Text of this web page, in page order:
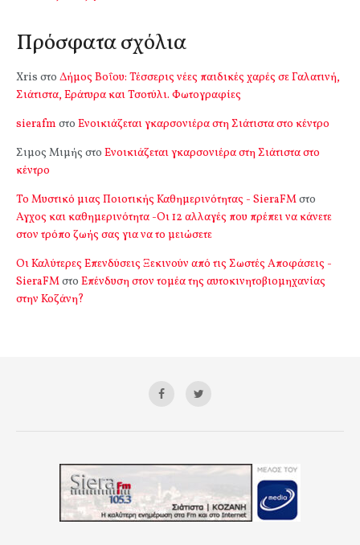
Πρόσφατα σχόλια
Xris στο Δήμος Βοΐου: Τέσσερις νέες παιδικές χαρές σε Γαλατινή,
Σιάτιστα, Εράτυρα και Τσοτύλι. Φωτογραφίες
sierafm στο Ενοικιάζεται γκαρσονιέρα στη Σιάτιστα στο κέντρο
Σιμος Μιμής στο Ενοικιάζεται γκαρσονιέρα στη Σιάτιστα στο
κέντρο
Το Μυστικό μιας Ποιοτικής Καθημερινότητας - SieraFMστο
Αγχος και καθημερινότητα -Οι 12 αλλαγές που πρέπει να κάνετε
στον τρόπο ζωής σας για να το μειώσετε
Οι Καλύτερες Επενδύσεις Ξεκινούν από τις Σωστές Αποφάσεις -
SieraFMστο Επένδυση στον τομέα της αυτοκινητοβιομηχανίας
στην Κοζάνη?